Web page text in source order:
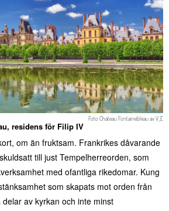
Foto Chateau FontainebleauavV_E
residens för Filip IV
om än fruktsam. Frankrikes dåvarande
till just Tempelherreorden, som
med ofantliga rikedomar. Kung
som skapats mot orden från
av kyrkan och inte minst